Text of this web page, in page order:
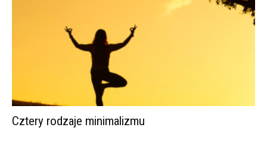
Cztery rodzaje minimalizmu